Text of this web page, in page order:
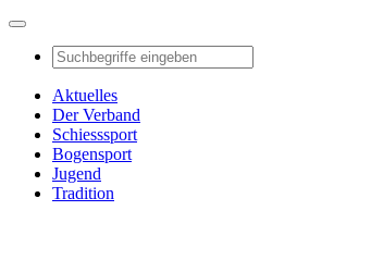
Aktuelles
Der Verband
Schiesssport
Bogensport
Jugend
Tradition